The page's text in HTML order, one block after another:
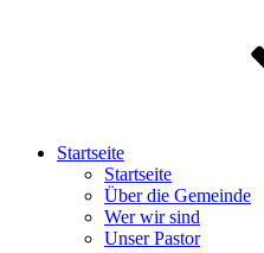
Startseite
Startseite
Über die Gemeinde
Wer wir sind
Unser Pastor